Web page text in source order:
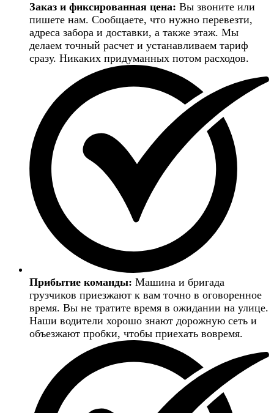
Заказ и фиксированная цена: Вы звоните или
пишете нам. Сообщаете, что нужно перевезти,
адреса забора и доставки, а также этаж. Мы
делаем точный расчет и устанавливаем тариф
сразу. Никаких придуманных потом расходов.
Прибытие команды: Машина и бригада
грузчиков приезжают к вам точно в оговоренное
время. Вы не тратите время в ожидании на улице.
Наши водители хорошо знают дорожную сеть и
объезжают пробки, чтобы приехать вовремя.